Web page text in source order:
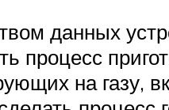
данных
процесс
на газу,